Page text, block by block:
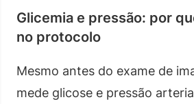
Glicemia e pressão: por
no protocolo
Mesmo antes do exame de
mede glicose e pressão